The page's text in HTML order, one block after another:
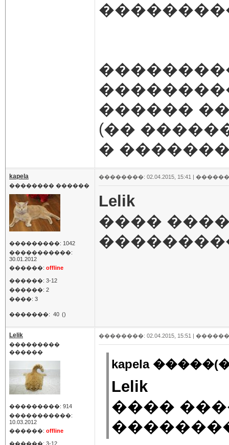
������
(��
�
kapela
�������� ������
���������: 1042
�����������:
30.01.2012
������: offline
������: 3-12
������: 2
����: 3
�������: 40 ()
��������: 02.04.2015, 15:41 |
Lelik
����
Lelik
���������
������
���������: 914
�����������:
10.03.2012
������: offline
������: 3-12
��������: 02.04.2015, 15:51 |
kapela
Lelik
����